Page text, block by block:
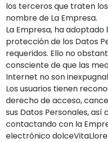
los terceros que traten
nombre de La Empresa.
La Empresa, ha adoptado
protección de los Datos
requeridos. Ello no
consciente de que las
Internet no son
Los usuarios tienen
derecho de acceso,
sus Datos Personales, así
contactando con la
electrónico